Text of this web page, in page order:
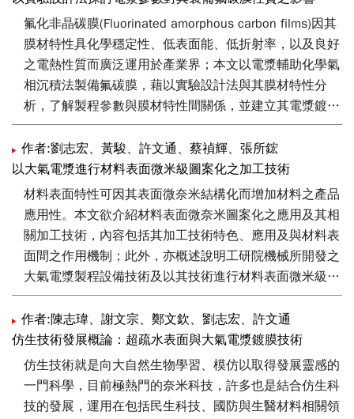
氟化非晶碳膜(Fluorinated amorphous carbon films)因其
膜材特性具化學穩定性、低表面能、低折射率，以及良好
之電熱性質而廣泛運用於產業界；本文以電漿輔助化學氣
相沉積法製備氟碳膜，藉以實驗設計法與其膜材特性分
析，了解製程參數與膜材特性間關係，並建立其電漿鍍膜
機制。研究發現，運用實驗設計法有系統之探討
CH2F2/CF4電漿製備氟碳膜，CF4流量及沉積溫度為影響
成膜速率之最顯著因子；於適當CF4流量、低溫及高電漿
功率參數中，可獲得高沉積速率製程；高F/C比膜材其薄
膜之熱穩定性表現較差。然而，熱穩定性可由沉積溫度提
高及熱處理步驟進行改善。
作者:劉志宏、黃駿、許文通、蔡禎輝、張所鋐
以大氣電漿進行材料表面微米級圖案化之加工技術
材料表面特性可因其表面微奈米結構化而增加材料之產品
應用性。本文欲介紹材料表面微奈米圖案化之應用及其相
關加工技術，內容包括其加工技術特色、應用及與材料表
面間之作用機制；此外，亦概述說明工研院機械所開發之
大氣電漿製程設備技術及以其技術進行材料表面微米級圖
案化之應用可行性。
作者:陳志瑋、謝文宗、鄭文欽、劉志宏、許文通
仿生技術發展概論：超疏水表面與大氣電漿鍍膜技術
仿生技術就是向大自然生物學習、模仿以取得發展靈感的
一門科學，目前極熱門的奈米科技，許多也是結合仿生科
技的發展，運用在包括民生科技、國防與生醫材料相關領